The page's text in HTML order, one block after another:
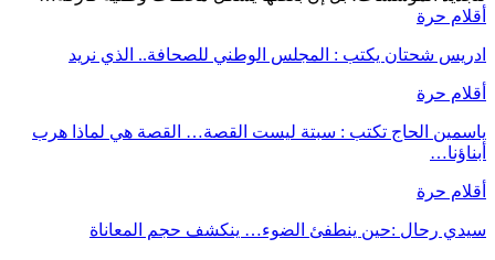
أقلام حرة
ادريس شحتان يكتب : المجلس الوطني للصحافة.. الذي نريد
أقلام حرة
ياسمين الحاج تكتب : سبتة ليست القصة… القصة هي لماذا هرب
أبناؤنا…
أقلام حرة
سيدي رحال :حين ينطفئ الضوء… ينكشف حجم المعاناة